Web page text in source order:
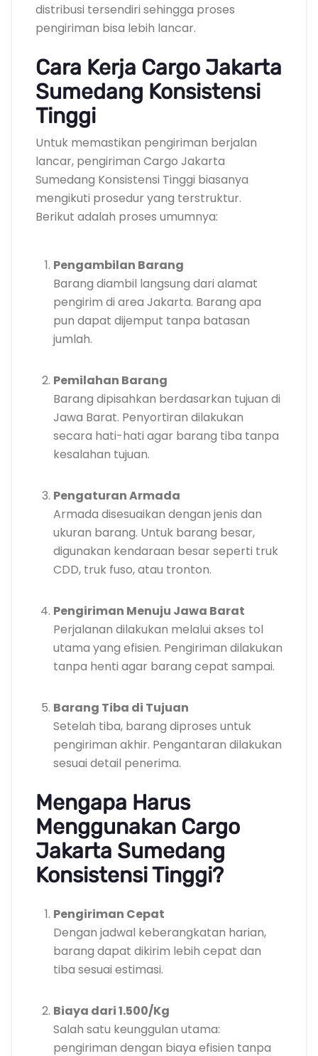
distribusi tersendiri sehingga proses
pengiriman bisa lebih lancar.
Cara Kerja Cargo Jakarta
Sumedang Konsistensi
Tinggi
Untuk memastikan pengiriman berjalan
lancar, pengiriman Cargo Jakarta
Sumedang Konsistensi Tinggi biasanya
mengikuti prosedur yang terstruktur.
Berikut adalah proses umumnya:
Pengambilan Barang
Barang diambil langsung dari alamat
pengirim di area Jakarta. Barang apa
pun dapat dijemput tanpa batasan
jumlah.
Pemilahan Barang
Barang dipisahkan berdasarkan tujuan di
Jawa Barat. Penyortiran dilakukan
secara hati-hati agar barang tiba tanpa
kesalahan tujuan.
Pengaturan Armada
Armada disesuaikan dengan jenis dan
ukuran barang. Untuk barang besar,
digunakan kendaraan besar seperti truk
CDD, truk fuso, atau tronton.
Pengiriman Menuju Jawa Barat
Perjalanan dilakukan melalui akses tol
utama yang efisien. Pengiriman dilakukan
tanpa henti agar barang cepat sampai.
Barang Tiba di Tujuan
Setelah tiba, barang diproses untuk
pengiriman akhir. Pengantaran dilakukan
sesuai detail penerima.
Mengapa Harus
Menggunakan Cargo
Jakarta Sumedang
Konsistensi Tinggi?
Pengiriman Cepat
Dengan jadwal keberangkatan harian,
barang dapat dikirim lebih cepat dan
tiba sesuai estimasi.
Biaya dari 1.500/Kg
Salah satu keunggulan utama:
pengiriman dengan biaya efisien tanpa